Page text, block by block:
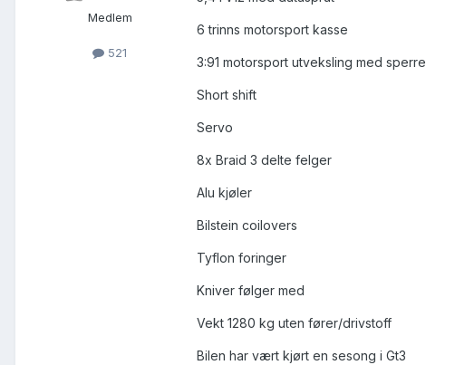
Medlem
521
6 trinns motorsport kasse
3:91 motorsport utveksling med sperre
Short shift
Servo
8x Braid 3 delte felger
Alu kjøler
Bilstein coilovers
Tyflon foringer
Kniver følger med
Vekt 1280 kg uten fører/drivstoff
Bilen har vært kjørt en sesong i Gt3